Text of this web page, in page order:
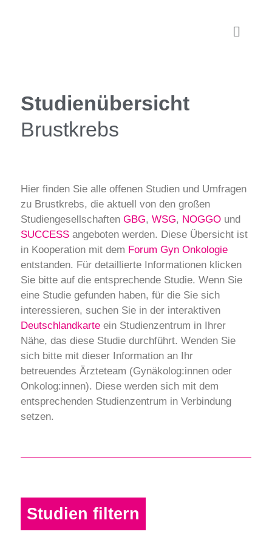
Studienübersicht
Brustkrebs
Hier finden Sie alle offenen Studien und Umfragen
zu Brustkrebs, die aktuell von den großen
Studiengesellschaften GBG, WSG, NOGGO und
SUCCESS angeboten werden. Diese Übersicht ist
in Kooperation mit dem Forum Gyn Onkologie
entstanden. Für detaillierte Informationen klicken
Sie bitte auf die entsprechende Studie. Wenn Sie
eine Studie gefunden haben, für die Sie sich
interessieren, suchen Sie in der interaktiven
Deutschlandkarte ein Studienzentrum in Ihrer
Nähe, das diese Studie durchführt. Wenden Sie
sich bitte mit dieser Information an Ihr
betreuendes Ärzteteam (Gynäkolog:innen oder
Onkolog:innen). Diese werden sich mit dem
entsprechenden Studienzentrum in Verbindung
setzen.
Studien filtern